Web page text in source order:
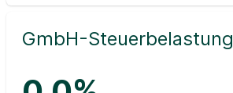
GmbH-Steuerbelastung